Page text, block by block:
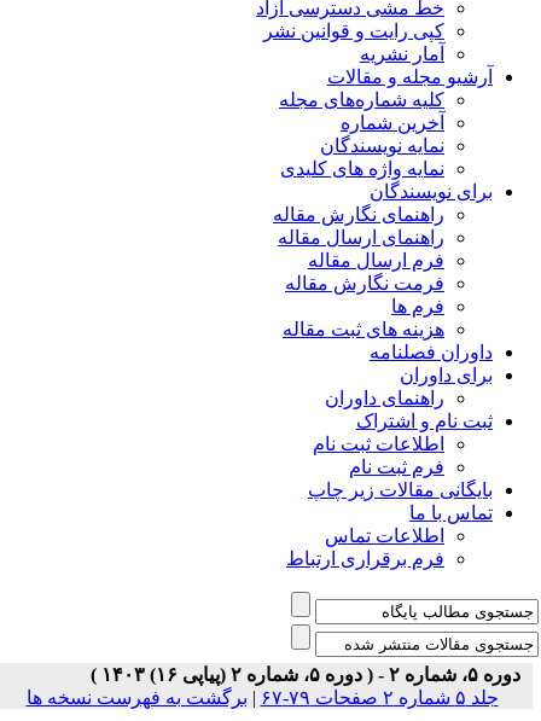
خط مشی دسترسی آزاد
کپی رایت و قوانین نشر
آمار نشریه
آرشیو مجله و مقالات
کلیه شماره‌های مجله
آخرین شماره
نمایه نویسندگان
نمایه واژه های کلیدی
برای نویسندگان
راهنمای نگارش مقاله
راهنمای ارسال مقاله
فرم ارسال مقاله
فرمت نگارش مقاله
فرم ها
هزینه های ثبت مقاله
داوران فصلنامه
برای داوران
راهنمای داوران
ثبت نام و اشتراک
اطلاعات ثبت نام
فرم ثبت نام
بایگانی مقالات زیر چاپ
تماس با ما
اطلاعات تماس
فرم برقراری ارتباط
دوره ۵، شماره ۲ - ( دوره ۵، شماره ۲ (پیاپی ۱۶) ۱۴۰۳ )
جلد ۵ شماره ۲ صفحات ۷۹-۶۷
| برگشت به فهرست نسخه ها